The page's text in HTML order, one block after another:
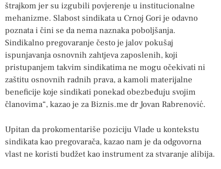
štrajkom jer su izgubili povјerenje u institucionalne
mehanizme. Slabost sindikata u Crnoj Gori je odavno
poznata i čini se da nema naznaka poboljšanja.
Sindikalno pregovaranje često je jalov pokušaj
ispunjavanja osnovnih zahtjeva zaposlenih, koji
pristupanjem takvim sindikatima ne mogu očekivati ni
zaštitu osnovnih radnih prava, a kamoli materijalne
beneficije koje sindikati ponekad obezbeđuju svojim
članovima“, kazao je za Biznis.me dr Jovan Rabrenović.
Upitan da prokomentariše poziciju Vlade u kontekstu
sindikata kao pregovarača, kazao nam je da odgovorna
vlast ne koristi budžet kao instrument za stvaranje alibija.